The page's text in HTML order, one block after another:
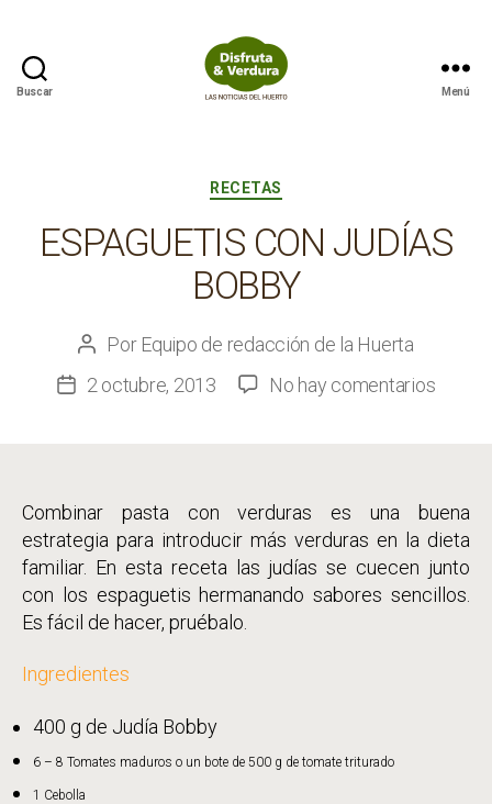
Buscar Menú
Categorías
RECETAS
ESPAGUETIS CON JUDÍAS
BOBBY
Autor
de
Por Equipo de redacción de la Huerta
Fecha
2 octubre, 2013 No hay comentariosen
Combinar pasta con verduras es una buena
estrategia para introducir más verduras en la dieta
familiar. En esta receta las judías se cuecen junto
con los espaguetis hermanando sabores sencillos.
Es fácil de hacer, pruébalo.
Ingredientes
400 g de Judía Bobby
6 – 8 Tomates maduros o un bote de 500 g de tomate triturado
1 Cebolla